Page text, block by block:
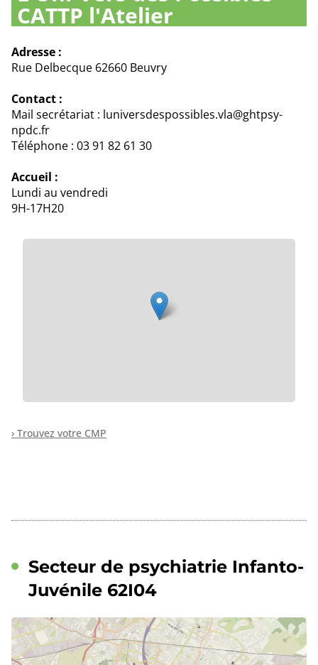
CATTP l'Atelier
Adresse :
Rue Delbecque 62660 Beuvry
Contact :
Mail secrétariat : luniversdespossibles.vla@ghtpsy-
npdc.fr
Téléphone : 03 91 82 61 30
Accueil :
Lundi au vendredi
9H-17H20
› Trouvez votre CMP
Secteur de psychiatrie Infanto-
Juvénile 62I04